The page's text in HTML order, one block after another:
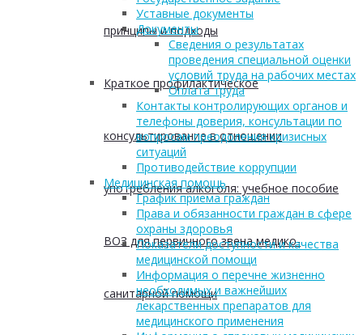
принципы и подходы
Краткое профилактическое
консультирование в отношении
употребления алкоголя: учебное пособие
ВОЗ для первичного звена медико-
санитарной помощи
Уставные документы
Документы
Сведения о результатах
проведения специальной оценки
условий труда на рабочих местах
Оплата труда
Контакты контролирующих органов и
телефоны доверия, консультации по
вопросам преодоления кризисных
ситуаций
Противодействие коррупции
Медицинская помощь
График приема граждан
Права и обязанности граждан в сфере
охраны здоровья
Показатели доступности и качества
медицинской помощи
Информация о перечне жизненно
необходимых и важнейших
лекарственных препаратов для
медицинского применения